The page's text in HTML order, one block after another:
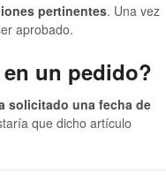
pertinentes. Una vez
aprobado.
un pedido?
solicitado una fecha de
que dicho artículo